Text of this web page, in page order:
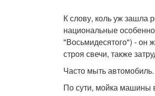
К слову, коль уж зашла
национальные
"Восьмидесятого") - он
строя свечи, также
Часто мыть автомобиль.
По сути, мойка машины